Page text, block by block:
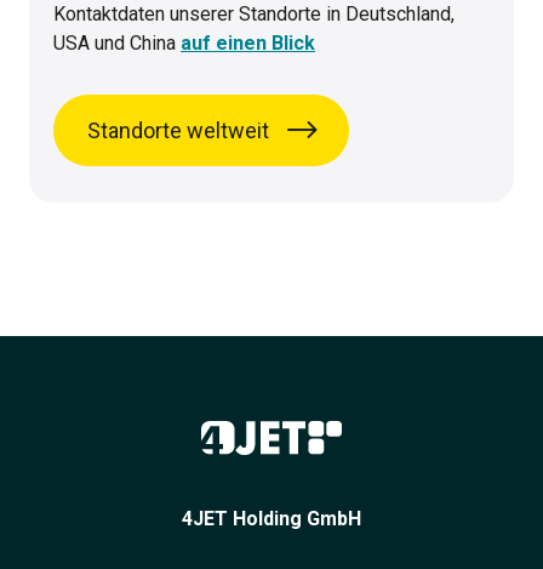
Kontaktdaten unserer Standorte in Deutschland,
USA und China auf einen Blick
Standorte weltweit
4JET Holding GmbH